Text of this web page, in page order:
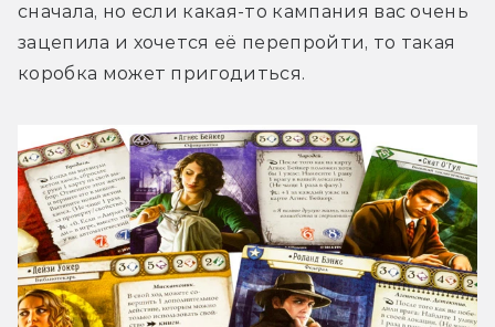
сначала, но если какая-то кампания вас очень
зацепила и хочется её перепройти, то такая
коробка может пригодиться.